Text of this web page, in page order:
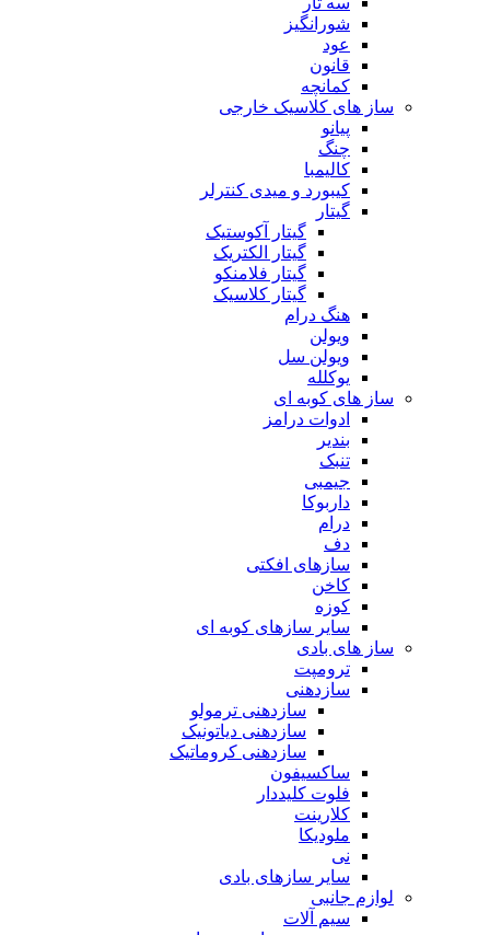
شورانگیز
عود
قانون
کمانچه
ساز های کلاسیک خارجی
پیانو
چنگ
کالیمبا
کیبورد و میدی کنترلر
گیتار
گیتار آکوستیک
گیتار الکتریک
گیتار فلامنکو
گیتار کلاسیک
هنگ درام
ویولن
ویولن سل
یوکلله
ساز های کوبه ای
ادوات درامز
بندیر
تنبک
جیمبی
داربوکا
درام
دف
سازهای افکتی
کاخن
کوزه
سایر سازهای کوبه ای
ساز های بادی
ترومپت
سازدهنی
سازدهنی ترمولو
سازدهنی دیاتونیک
سازدهنی کروماتیک
ساکسیفون
فلوت کلیددار
کلارینت
ملودیکا
نی
سایر سازهای بادی
لوازم جانبی
سیم آلات